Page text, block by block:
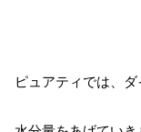
ピュアティでは、ダ